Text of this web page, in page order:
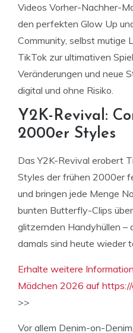
Videos Vorher-Nachher-
den perfekten Glow Up
Community, selbst mutige
TikTok zur ultimativen
Veränderungen und neue
digital und ohne Risiko.
Y2K-Revival:
2000er Styles
Das Y2K-Revival erobert
Styles der frühen 2000er
und bringen jede Menge
bunten Butterfly-Clips
glitzernden Handyhüllen –
damals sind heute wieder
Erhalte weitere
Mädchen 2026 auf
>>
Vor allem Denim-on-